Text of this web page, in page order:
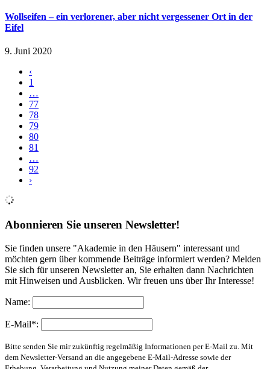
Wollseifen – ein verlorener, aber nicht vergessener Ort in der
Eifel
9. Juni 2020
‹
1
…
77
78
79
80
81
…
92
›
Abonnieren Sie unseren Newsletter!
Sie finden unsere "Akademie in den Häusern" interessant und
möchten gern über kommende Beiträge informiert werden? Melden
Sie sich für unseren Newsletter an, Sie erhalten dann Nachrichten
mit Hinweisen und Ausblicken. Wir freuen uns über Ihr Interesse!
Name:
E-Mail*:
Bitte senden Sie mir zukünftig regelmäßig Informationen per E-Mail zu. Mit
dem Newsletter-Versand an die angegebene E-Mail-Adresse sowie der